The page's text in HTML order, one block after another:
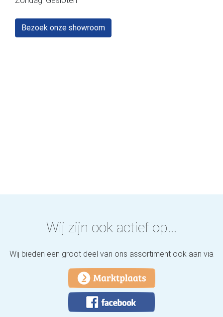
Bezoek onze showroom
Wij zijn ook actief op...
Wij bieden een groot deel van ons assortiment ook aan via